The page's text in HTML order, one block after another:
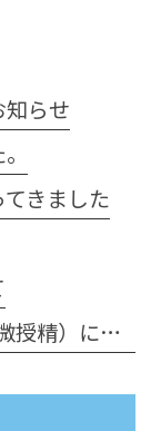
らせ
きました
PICSI（生理学的精子選別による顕微授精）について